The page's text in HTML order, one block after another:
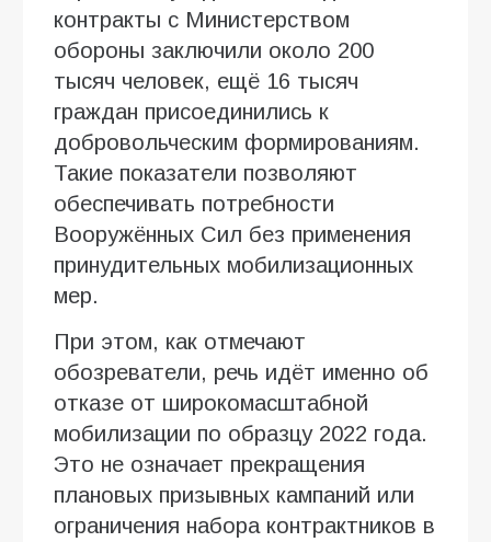
контракты с Министерством
обороны заключили около 200
тысяч человек, ещё 16 тысяч
граждан присоединились к
добровольческим формированиям.
Такие показатели позволяют
обеспечивать потребности
Вооружённых Сил без применения
принудительных мобилизационных
мер.
При этом, как отмечают
обозреватели, речь идёт именно об
отказе от широкомасштабной
мобилизации по образцу 2022 года.
Это не означает прекращения
плановых призывных кампаний или
ограничения набора контрактников в